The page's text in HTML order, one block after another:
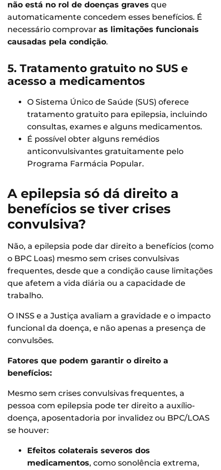
não está no rol de doenças graves que
automaticamente concedem esses benefícios. É
necessário comprovar as limitações funcionais
causadas pela condição.
5. Tratamento gratuito no SUS e
acesso a medicamentos
O Sistema Único de Saúde (SUS) oferece
tratamento gratuito para epilepsia, incluindo
consultas, exames e alguns medicamentos.
É possível obter alguns remédios
anticonvulsivantes gratuitamente pelo
Programa Farmácia Popular.
A epilepsia só dá direito a
benefícios se tiver crises
convulsiva?
Não, a epilepsia pode dar direito a benefícios (como
o BPC Loas) mesmo sem crises convulsivas
frequentes, desde que a condição cause limitações
que afetem a vida diária ou a capacidade de
trabalho.
O INSS e a Justiça avaliam a gravidade e o impacto
funcional da doença, e não apenas a presença de
convulsões.
Fatores que podem garantir o direito a
benefícios:
Mesmo sem crises convulsivas frequentes, a
pessoa com epilepsia pode ter direito a auxílio-
doença, aposentadoria por invalidez ou BPC/LOAS
se houver:
Efeitos colaterais severos dos
medicamentos, como sonolência extrema,